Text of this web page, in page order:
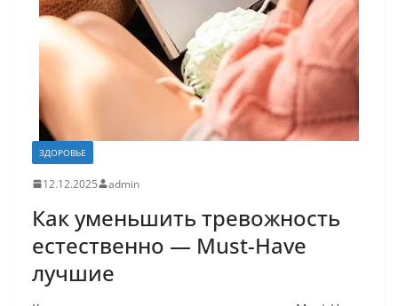
ЗДОРОВЬЕ
12.12.2025 admin
Как уменьшить тревожность
естественно — Must-Have
лучшие